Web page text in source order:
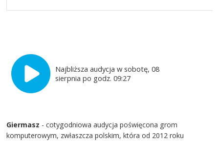
Najbliższa audycja w sobotę, 08
sierpnia po godz. 09:27
Giermasz - cotygodniowa audycja poświęcona grom
komputerowym, zwłaszcza polskim, która od 2012 roku